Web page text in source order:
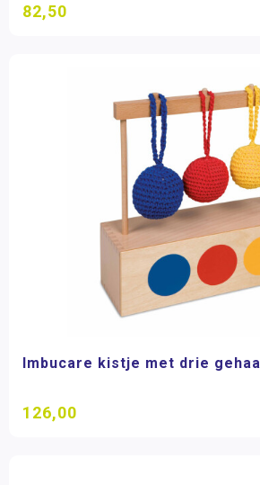
82,50
Imbucare kistje met drie
126,00